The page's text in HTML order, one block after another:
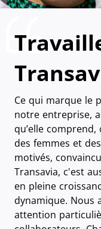
Ce qui marque le
notre entreprise,
qu’elle
des femmes et
motivés,
Transavia, c'est
en pleine
dynamique. Nous
attention